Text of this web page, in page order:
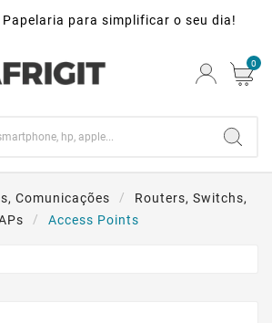
Papelaria para simplificar o seu dia!
0
Comunicações
Routers, Switchs,
Access Points